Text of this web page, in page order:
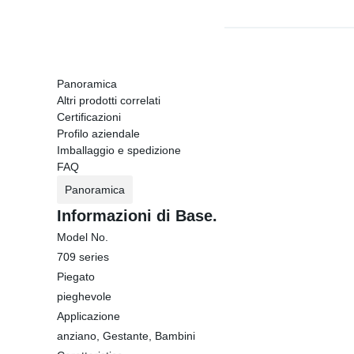
Panoramica
Altri prodotti correlati
Certificazioni
Profilo aziendale
Imballaggio e spedizione
FAQ
Panoramica
Informazioni di Base.
Model No.
709 series
Piegato
pieghevole
Applicazione
anziano, Gestante, Bambini